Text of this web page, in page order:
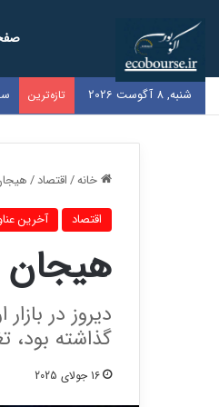
شنبه, 8 آگوست 2026 تازه‌ترین
خانه/اقتصاد/
اقتصاد آخرین
هیجان
دیروز در
گذاشته بود، تغییر
16 جولای 2025